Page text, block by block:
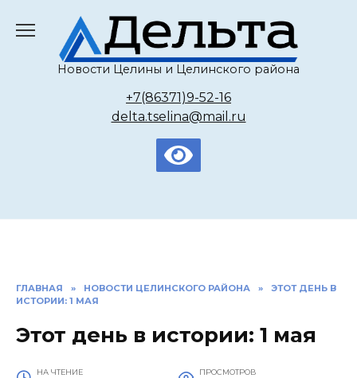
содержанию
Новости Целины и Целинского района
+7(86371)9-52-16
delta.tselina@mail.ru
ГЛАВНАЯ » НОВОСТИ ЦЕЛИНСКОГО РАЙОНА »
ЭТОТ ДЕНЬ В
ИСТОРИИ: 1 МАЯ
Этот день в истории: 1 мая
НА ЧТЕНИЕ ПРОСМОТРОВ